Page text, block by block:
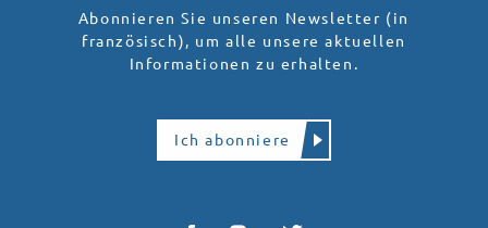
Abonnieren Sie unseren Newsletter (in
französisch), um alle unsere aktuellen
Informationen zu erhalten.
Ich abonniere